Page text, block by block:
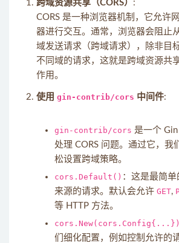
跨域资源共享（CORS） :
CORS 是一种浏览器机制，它允许
器进行交互。通常，浏览器会阻止
域发送请求（跨域请求），除非目
不同域的请求，这就是跨域资源共
作用。
使用 gin-contrib/cors 中间件:
gin-contrib/cors 是一个
处理 CORS 问题。通过它，我
松设置跨域策略。
cors.Default() ：这是最简
来源的请求。默认会允许 GET,
等 HTTP 方法。
cors.New(cors.Config{...})
们细化配置，例如控制允许的